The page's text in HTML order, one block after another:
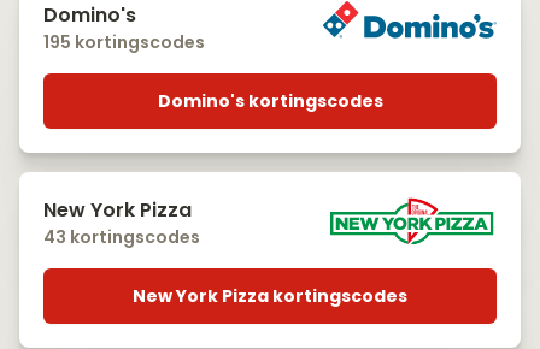
Domino's
195 kortingscodes
Domino's kortingscodes
New York Pizza
43 kortingscodes
New York Pizza kortingscodes